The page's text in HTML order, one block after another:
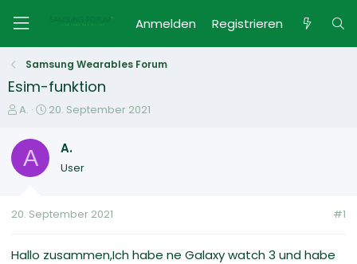
Anmelden Registrieren
Samsung Wearables Forum
Esim-funktion
E
s
e
e
A.
E
t
t
m
20. September 2021
A A.
User
20. September 2021 #1
Hallo zusammen,Ich habe ne Galaxy watch 3 und habe